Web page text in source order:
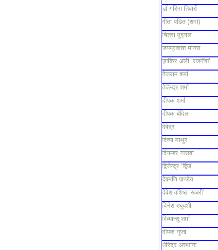
डॉ गरिमा तिवारी
गीता पंडित (शमा)
चित्रा मुद्गल
जयप्रकाश मानस
ज़ाकिर अली ‘रजनीश’
तेजराम शर्मा
तेजेन्द्र शर्मा
दीपक शर्मा
दीपक बेदिल
देवेद्र
दिव्या माथुर
दिगम्बर नासवा
द्विजेन्द्र ‘द्विज’
देवमणि पाण्डेय
देवेश वशिष्ठ ’खबरी’
दिनेश रघुवंशी
दिव्यान्शु शर्मा
दीपक गुप्ता
धीरेद्र अस्थाना